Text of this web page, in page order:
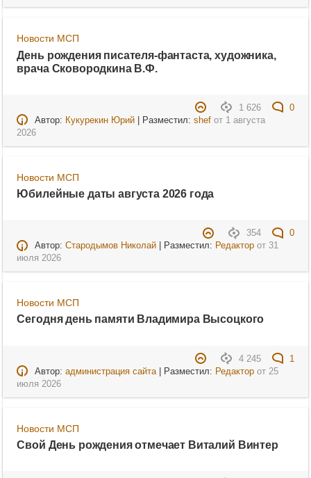
Новости МСП
День рождения писателя-фантаста, художника,
врача Сковородкина В.Ф.
1 626
0
Автор: Кукурекин Юрий| Разместил: shefот 1 августа
2026
Новости МСП
Юбилейные даты августа 2026 года
354
0
Автор: Стародымов Николай| Разместил: Редакторот 31
июля 2026
Новости МСП
Сегодня день памяти Владимира Высоцкого
4 245
1
Автор: администрация сайта| Разместил: Редакторот 25
июля 2026
Новости МСП
Свой День рождения отмечает Виталий Винтер